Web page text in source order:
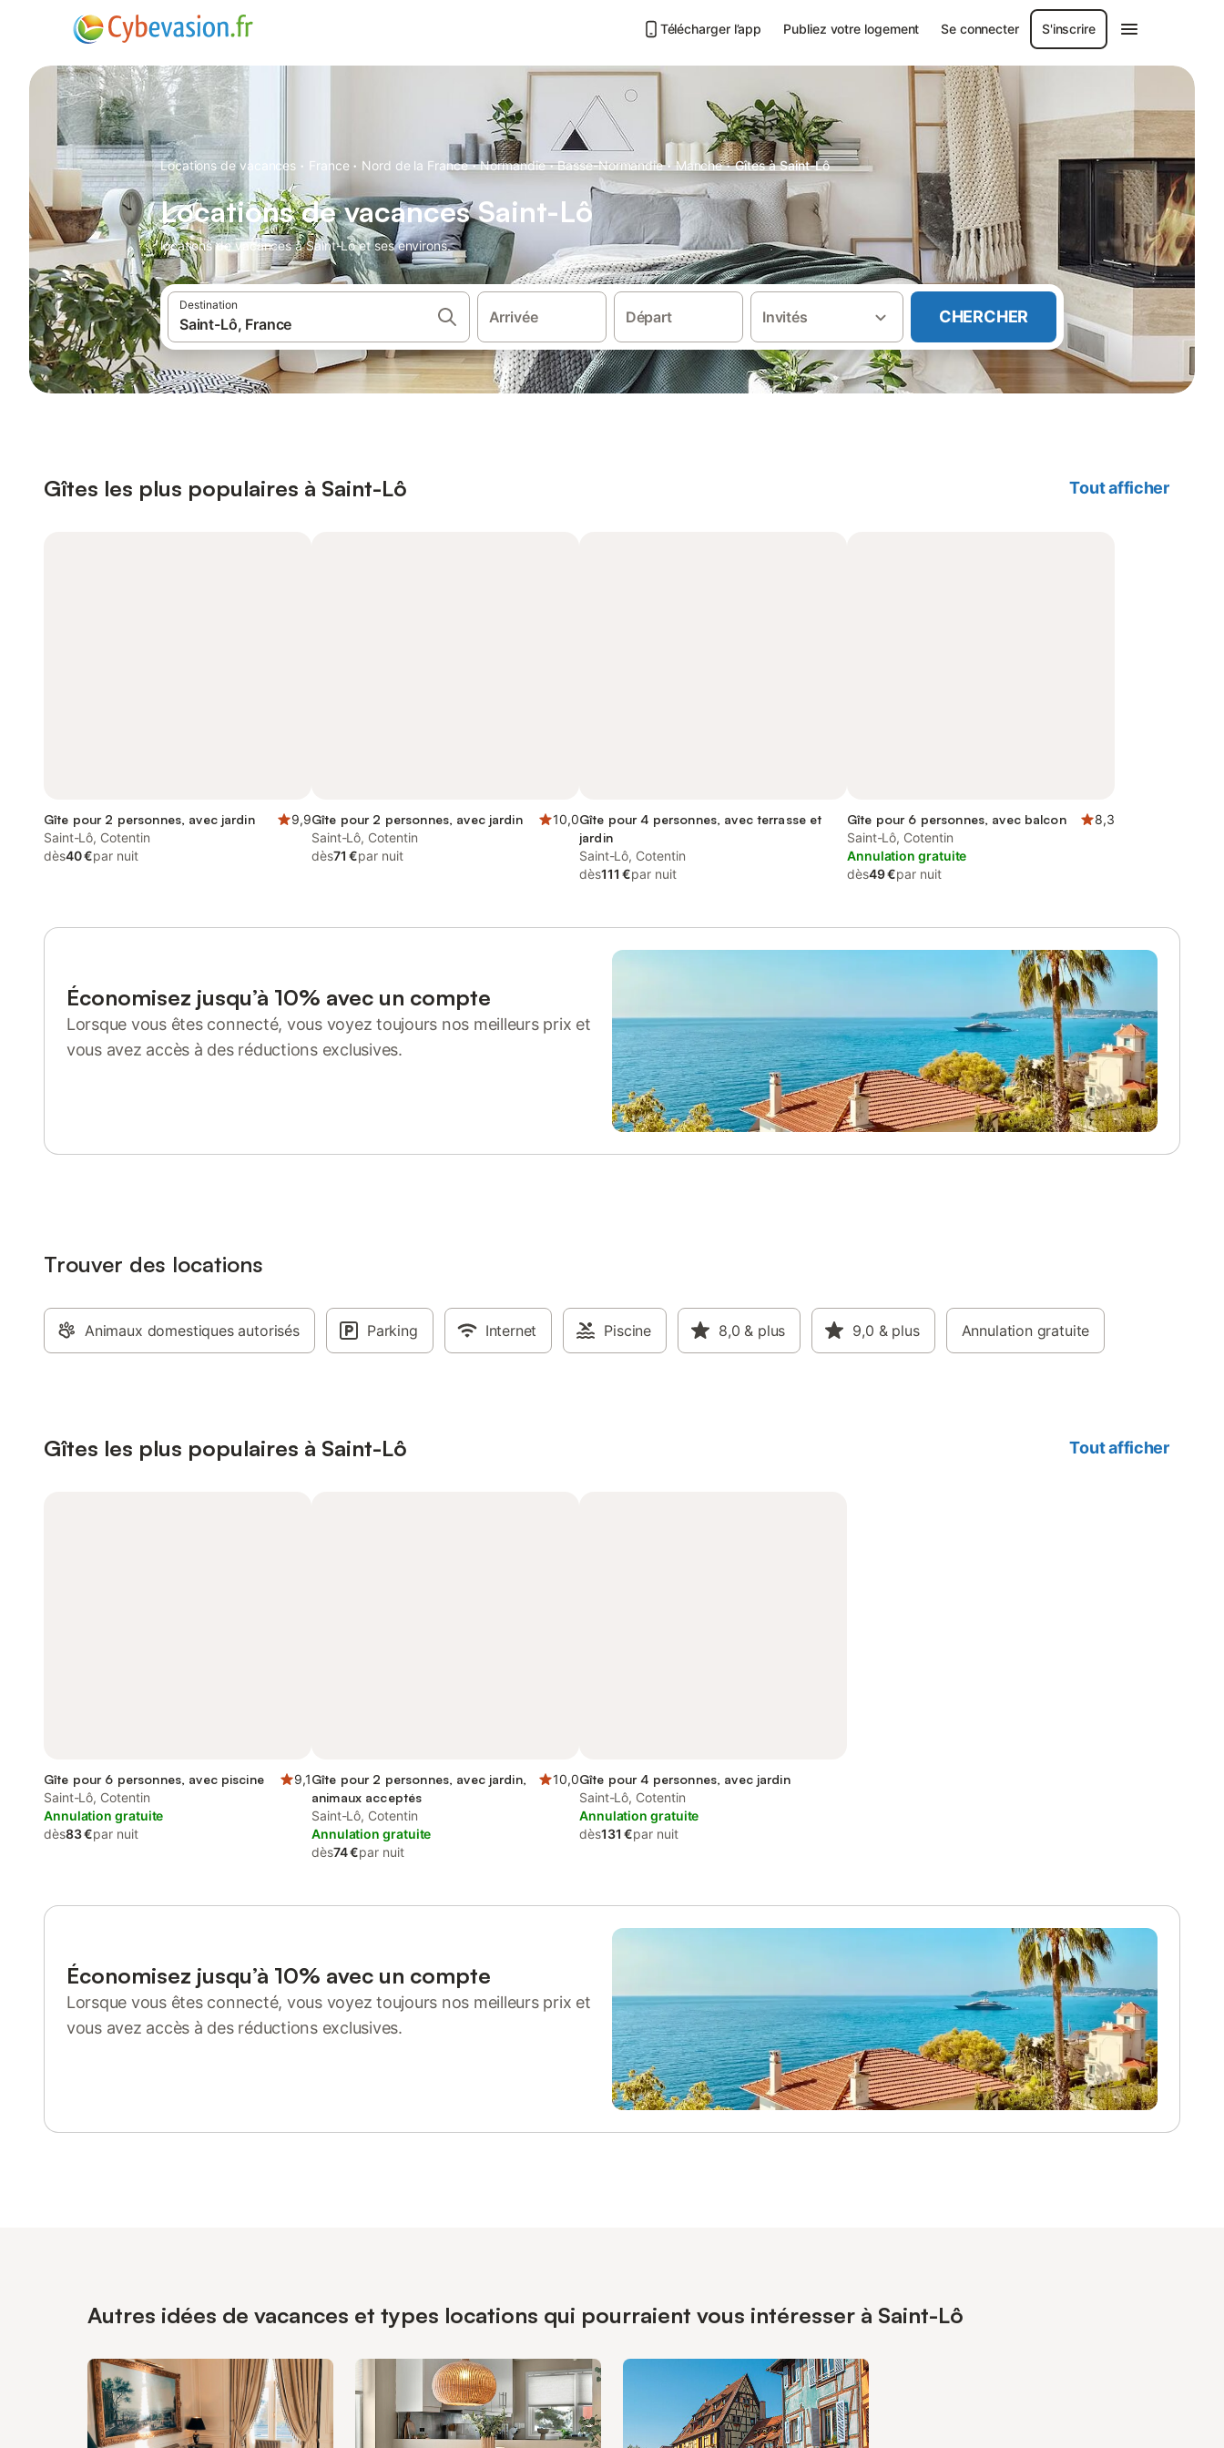
Télécharger l’app Publiez votre logement Se connecter S'inscrire
Locations de vacances · France · Nord de la France · Normandie · Basse-Normandie · Manche · Gîtes à Saint-Lô
Locations de vacances Saint-Lô
locations de vacances à Saint-Lô et ses environs.
Destination
Arrivée Départ Invités CHERCHER
Gîtes les plus populaires à Saint-Lô Tout afficher
Gîte pour 2 personnes, avec jardin
9,9
Saint-Lô, Cotentin
dès40 €par nuit
Gîte pour 2 personnes, avec jardin
10,0
Saint-Lô, Cotentin
dès71 €par nuit
Gîte pour 4 personnes, avec terrasse et
jardin
Saint-Lô, Cotentin
dès111 €par nuit
Gîte pour 6 personnes, avec balcon
8,3
Saint-Lô, Cotentin
Annulation gratuite
dès49 €par nuit
Économisez jusqu’à 10% avec un compte
Lorsque vous êtes connecté, vous voyez toujours nos meilleurs prix et
vous avez accès à des réductions exclusives.
Trouver des locations
Animaux domestiques autorisés Parking Internet Piscine 8,0 & plus 9,0 & plus Annulation gratuite
Gîtes les plus populaires à Saint-Lô Tout afficher
Gîte pour 6 personnes, avec piscine
9,1
Saint-Lô, Cotentin
Annulation gratuite
dès83 €par nuit
Gîte pour 2 personnes, avec jardin,
animaux acceptés
10,0
Saint-Lô, Cotentin
Annulation gratuite
dès74 €par nuit
Gîte pour 4 personnes, avec jardin
Saint-Lô, Cotentin
Annulation gratuite
dès131 €par nuit
Économisez jusqu’à 10% avec un compte
Lorsque vous êtes connecté, vous voyez toujours nos meilleurs prix et
vous avez accès à des réductions exclusives.
Autres idées de vacances et types locations qui pourraient vous intéresser à Saint-Lô